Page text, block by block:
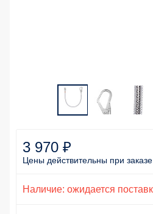
3 970 ₽
Цены действительны при заказе
Наличие: ожидается